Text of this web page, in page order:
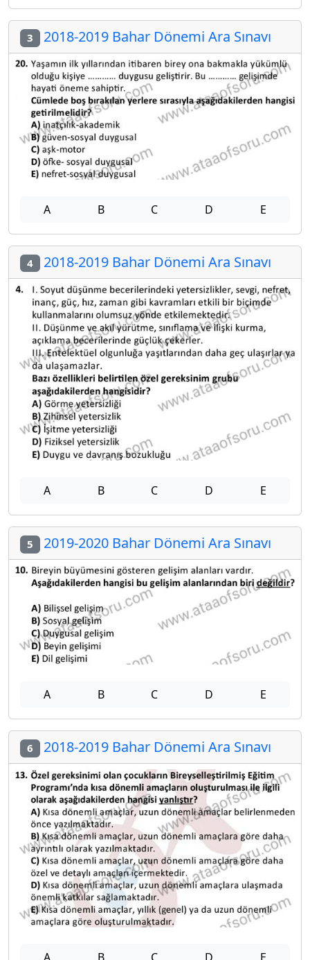
3 2018-2019 Bahar Dönemi Ara Sınavı
A B C D E
4 2018-2019 Bahar Dönemi Ara Sınavı
A B C D E
5 2019-2020 Bahar Dönemi Ara Sınavı
A B C D E
6 2018-2019 Bahar Dönemi Ara Sınavı